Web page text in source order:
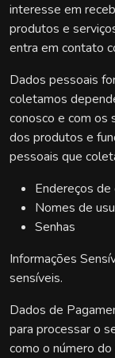
interesse em
produtos e
entra em contato
Dados pessoais
coletamos
conosco e com os
dos produtos e
pessoais que
Endereços
Nomes de
Senhas
Informações
sensíveis.
Dados de
para processar o
como o número